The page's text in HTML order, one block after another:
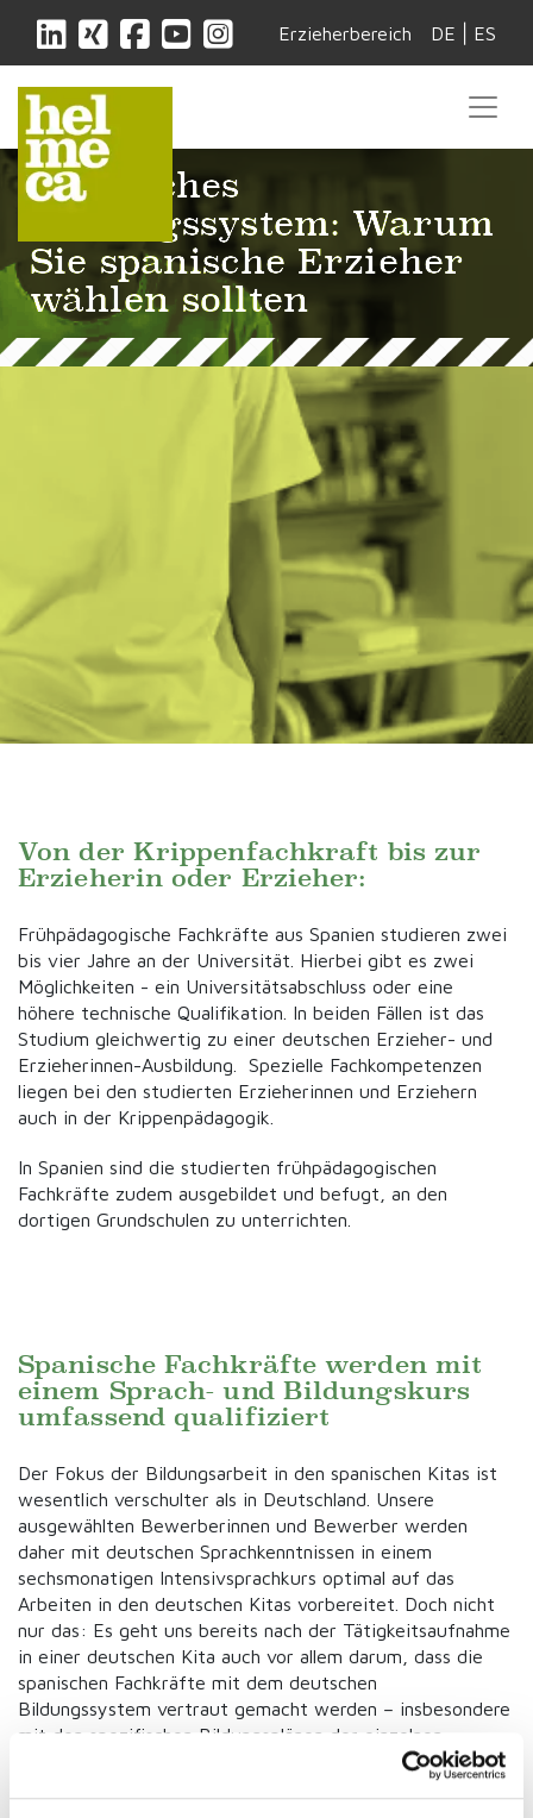
Erzieherbereich DE ES
Spanisches
Bildungssystem: Warum
Sie spanische Erzieher
wählen sollten
Von der Krippenfachkraft bis zur
Erzieherin oder Erzieher:
Frühpädagogische Fachkräfte aus Spanien studieren zwei
bis vier Jahre an der Universität. Hierbei gibt es zwei
Möglichkeiten - ein Universitätsabschluss oder eine
höhere technische Qualifikation. In beiden Fällen ist das
Studium gleichwertig zu einer deutschen Erzieher- und
Erzieherinnen-Ausbildung. Spezielle Fachkompetenzen
liegen bei den studierten Erzieherinnen und Erziehern
auch in der Krippenpädagogik.
In Spanien sind die studierten frühpädagogischen
Fachkräfte zudem ausgebildet und befugt, an den
dortigen Grundschulen zu unterrichten.
Spanische Fachkräfte werden mit
einem Sprach- und Bildungskurs
umfassend qualifiziert
Der Fokus der Bildungsarbeit in den spanischen Kitas ist
wesentlich verschulter als in Deutschland. Unsere
ausgewählten Bewerberinnen und Bewerber werden
daher mit deutschen Sprachkenntnissen in einem
sechsmonatigen Intensivsprachkurs optimal auf das
Arbeiten in den deutschen Kitas vorbereitet. Doch nicht
nur das: Es geht uns bereits nach der Tätigkeitsaufnahme
in einer deutschen Kita auch vor allem darum, dass die
spanischen Fachkräfte mit dem deutschen
Bildungssystem vertraut gemacht werden – insbesondere
mit den spezifischen Bildungsplänen der einzelnen